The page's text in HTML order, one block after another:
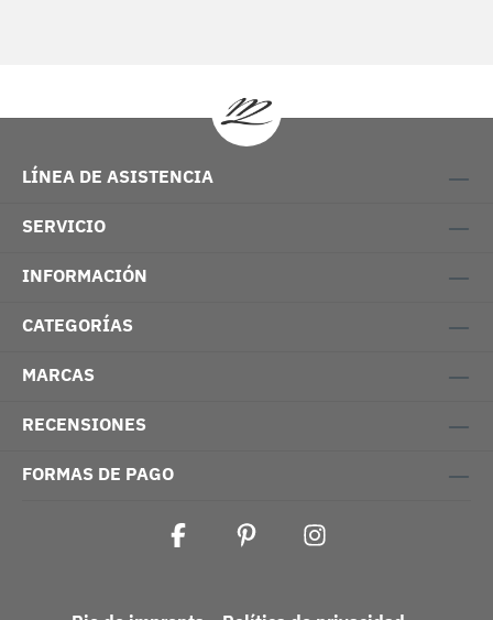
LÍNEA DE ASISTENCIA
SERVICIO
INFORMACIÓN
CATEGORÍAS
MARCAS
RECENSIONES
FORMAS DE PAGO